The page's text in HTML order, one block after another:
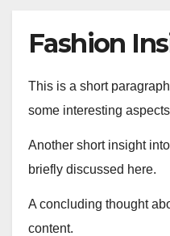
Fashion
This is a short
some interesting
Another short insight
briefly discussed here.
A concluding thought
content.